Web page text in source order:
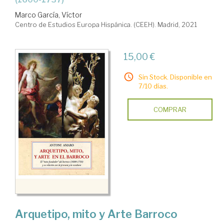
Marco García, Víctor
Centro de Estudios Europa Hispánica. (CEEH). Madrid, 2021
15,00 €
Sin Stock. Disponible en
7/10 días.
COMPRAR
Arquetipo, mito y Arte Barroco